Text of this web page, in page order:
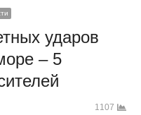
ударов
– 5
1107